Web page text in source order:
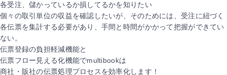
各受注、儲かっているか損してるかを知りたい
個々の取引単位の収益を確認したいが、そのためには、受注に紐づく
各伝票を集計する必要があり、手間と時間がかかって把握ができてい
ない。
伝票登録の負担軽減機能と
伝票フロー見える化機能でmultibookは
商社・販社の伝票処理プロセスを効率化します！